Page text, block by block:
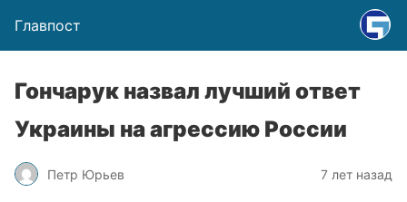
Главпост
Гончарук назвал лучший ответ
Украины на агрессию России
Петр Юрьев 7 лет назад